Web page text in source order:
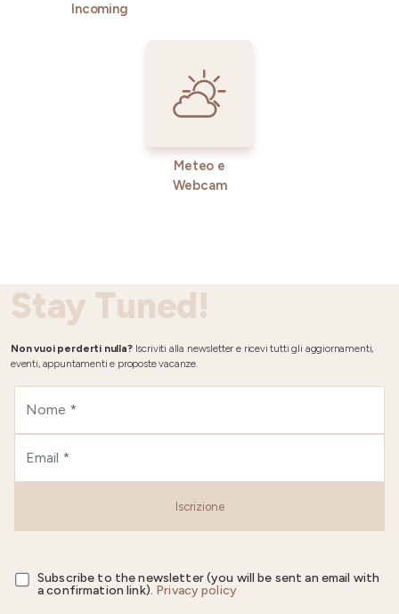
Incoming
Meteo e
Webcam
Stay Tuned!
Non vuoi perderti nulla?Iscriviti alla newsletter e ricevi tutti gli aggiornamenti,
eventi, appuntamenti e proposte vacanze.
Iscrizione
Subscribe to the newsletter (you will be sent an email with
a confirmation link). Privacy policy